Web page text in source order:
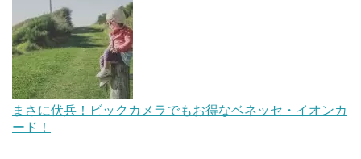
まさに伏兵！ビックカメラでもお得なベネッセ・イオンカ
ード！